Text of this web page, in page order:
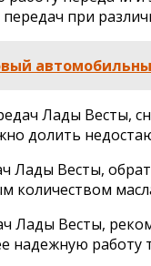
при
Лады Весты,
долить
Лады Весты,
количеством
Лады Весты,
надежную работу